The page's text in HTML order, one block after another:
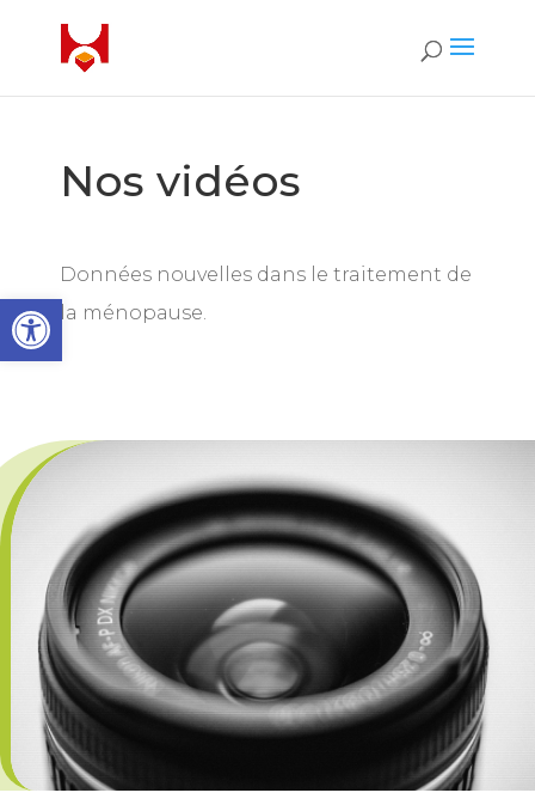
Ouvrir la barre d’outils
Nos vidéos
Données nouvelles dans le traitement de
la ménopause.